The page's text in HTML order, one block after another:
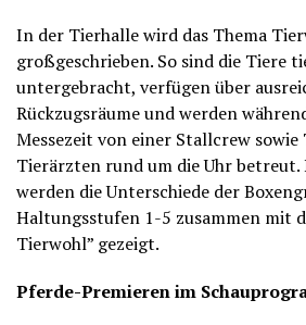
In der Tierhalle wird das Thema
großgeschrieben. So sind die Tiere
untergebracht, verfügen über
Rückzugsräume und werden
Messezeit von einer Stallcrew
Tierärzten rund um die Uhr betreut.
werden die Unterschiede der
Haltungsstufen 1-5 zusammen mit
Tierwohl” gezeigt.
Pferde-Premieren im